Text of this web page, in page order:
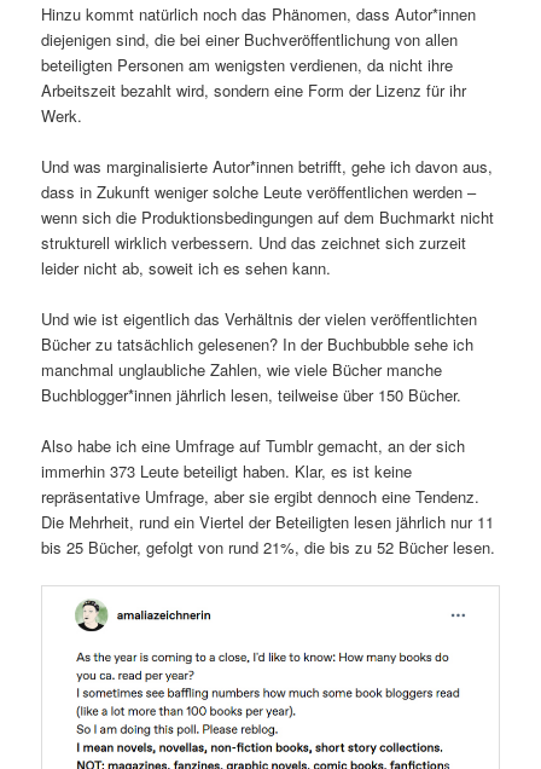
Hinzu kommt natürlich noch das Phänomen, dass Autor*innen
diejenigen sind, die bei einer Buchveröffentlichung von allen
beteiligten Personen am wenigsten verdienen, da nicht ihre
Arbeitszeit bezahlt wird, sondern eine Form der Lizenz für ihr
Werk.
Und was marginalisierte Autor*innen betrifft, gehe ich davon aus,
dass in Zukunft weniger solche Leute veröffentlichen werden –
wenn sich die Produktionsbedingungen auf dem Buchmarkt nicht
strukturell wirklich verbessern. Und das zeichnet sich zurzeit
leider nicht ab, soweit ich es sehen kann.
Und wie ist eigentlich das Verhältnis der vielen veröffentlichten
Bücher zu tatsächlich gelesenen? In der Buchbubble sehe ich
manchmal unglaubliche Zahlen, wie viele Bücher manche
Buchblogger*innen jährlich lesen, teilweise über 150 Bücher.
Also habe ich eine Umfrage auf Tumblr gemacht, an der sich
immerhin 373 Leute beteiligt haben. Klar, es ist keine
repräsentative Umfrage, aber sie ergibt dennoch eine Tendenz.
Die Mehrheit, rund ein Viertel der Beteiligten lesen jährlich nur 11
bis 25 Bücher, gefolgt von rund 21%, die bis zu 52 Bücher lesen.